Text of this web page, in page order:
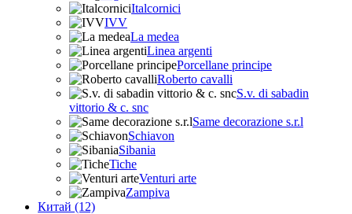
Italcornici
IVV
La medea
Linea argenti
Porcellane principe
Roberto cavalli
S.v. di sabadin
vittorio & c. snc
Same decorazione s.r.l
Schiavon
Sibania
Tiche
Venturi arte
Zampiva
Китай (12)